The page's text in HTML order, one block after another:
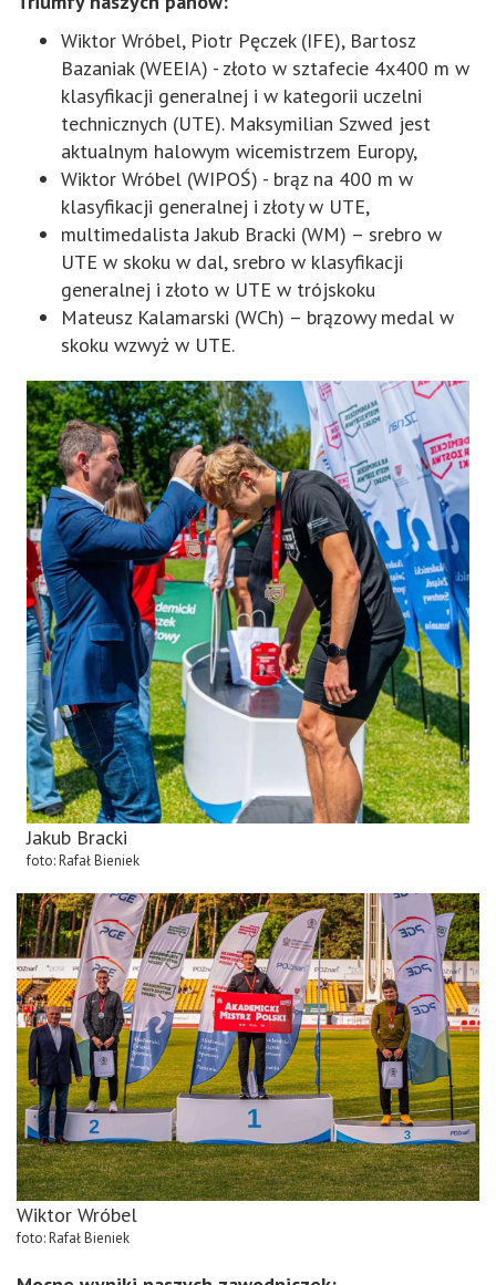
Wiktor Wróbel, Piotr Pęczek (IFE), Bartosz
Bazaniak (WEEIA) - złoto w sztafecie 4x400 m w
klasyfikacji generalnej i w kategorii uczelni
technicznych (UTE). Maksymilian Szwed jest
aktualnym halowym wicemistrzem Europy,
Wiktor Wróbel (WIPOŚ) - brąz na 400 m w
klasyfikacji generalnej i złoty w UTE,
multimedalista Jakub Bracki (WM) – srebro w
UTE w skoku w dal, srebro w klasyfikacji
generalnej i złoto w UTE w trójskoku
Mateusz Kalamarski (WCh) – brązowy medal w
skoku wzwyż w UTE.
Jakub Bracki
foto: Rafał Bieniek
Wiktor Wróbel
foto: Rafał Bieniek